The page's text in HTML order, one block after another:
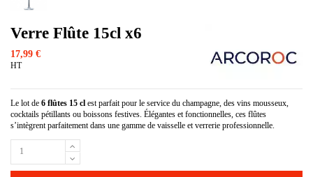
Verre Flûte 15cl x6
17,99 €
HT
Le lot de 6 flûtes 15 cl est parfait pour le service du champagne, des vins mousseux,
cocktails pétillants ou boissons festives. Élégantes et fonctionnelles, ces flûtes
s’intègrent parfaitement dans une gamme de vaisselle et verrerie professionnelle.